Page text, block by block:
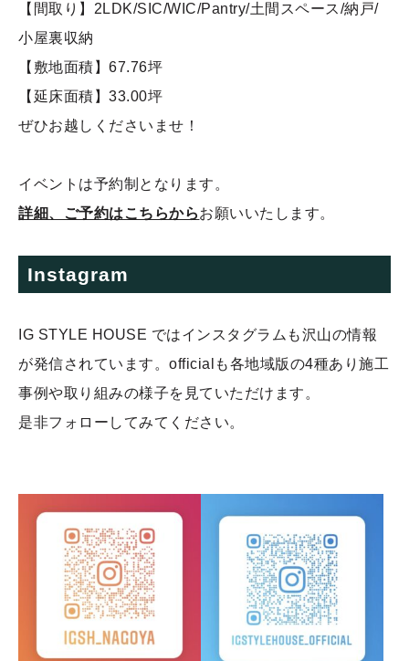
【間取り】2LDK/SIC/WIC/Pantry/土間スペース/納戸/
小屋裏収納
【敷地面積】67.76坪
【延床面積】33.00坪
ぜひお越しくださいませ！
イベントは予約制となります。
詳細、ご予約はこちらからお願いいたします。
Instagram
IG STYLE HOUSE ではインスタグラムも沢山の情報
が発信されています。officialも各地域版の4種あり施工
事例や取り組みの様子を見ていただけます。
是非フォローしてみてください。